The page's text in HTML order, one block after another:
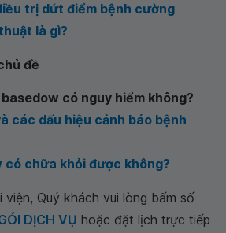
trị dứt điểm bệnh cường
là gì?
đề
có nguy hiểm không?
các dấu hiệu cảnh báo bệnh
có chữa khỏi được không?
Quý khách vui lòng bấm số
DỊCH VỤ hoặc đặt lịch trực tiếp